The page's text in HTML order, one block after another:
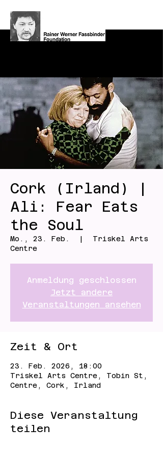
Cork (Irland) |
Ali: Fear Eats
the Soul
Mo., 23. Feb.
  |
Triskel Arts
Centre
Anmeldung geschlossen
Jetzt andere
Veranstaltungen ansehen
Zeit & Ort
23. Feb. 2026, 18:00
Triskel Arts Centre, Tobin St,
Centre, Cork, Irland
Diese Veranstaltung
teilen